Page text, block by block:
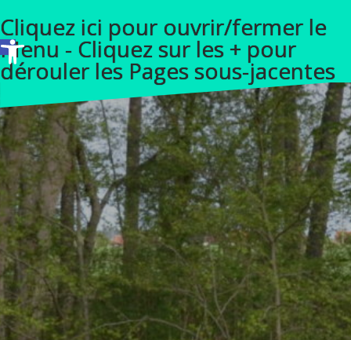
Ouvrir la barre d’outils
l
l
e
a
u
c
o
n
t
n
u
Cliquez ici pour ouvrir/fermer le
Menu - Cliquez sur les + pour
dérouler les Pages sous-jacentes